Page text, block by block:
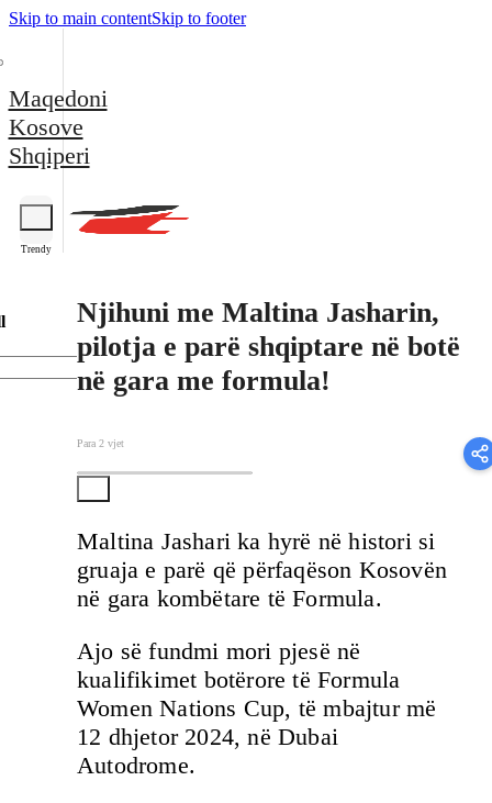
Skip to main contentSkip to footer
Maqedoni
Kosove
Shqiperi
Trendy
Njihuni me Maltina Jasharin,
pilotja e parë shqiptare në botë
në gara me formula!
Para 2 vjet
Maltina Jashari ka hyrë në histori si
gruaja e parë që përfaqëson Kosovën
në gara kombëtare të Formula.
Ajo së fundmi mori pjesë në
kualifikimet botërore të Formula
Women Nations Cup, të mbajtur më
12 dhjetor 2024, në Dubai
Autodrome.